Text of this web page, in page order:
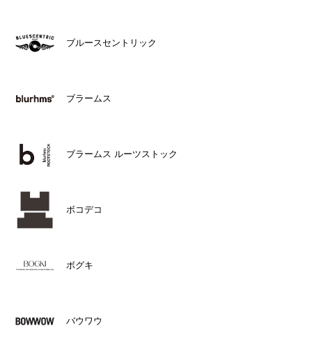
ブルースセントリック
ブラームス
ブラームス ルーツストック
ボコデコ
ボグキ
バウワウ